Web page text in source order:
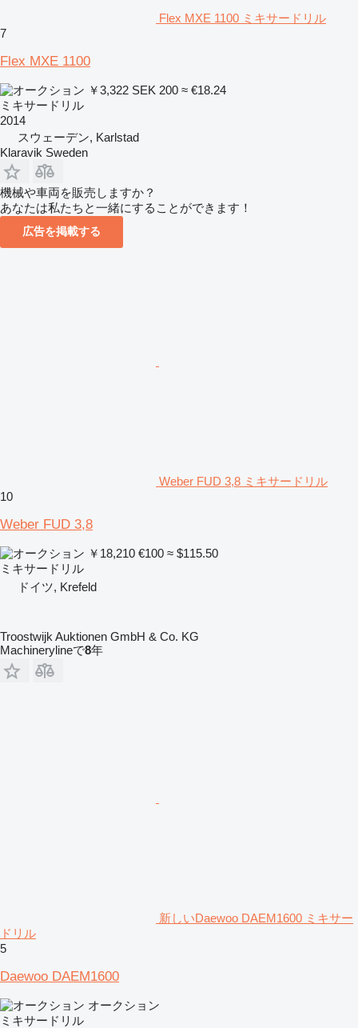
Flex MXE 1100 ミキサードリル
7
Flex MXE 1100
￥3,322 SEK 200 ≈ €18.24
ミキサードリル
2014
スウェーデン, Karlstad
Klaravik Sweden
機械や車両を販売しますか？
あなたは私たちと一緒にすることができます！
広告を掲載する
Weber FUD 3,8 ミキサードリル
10
Weber FUD 3,8
￥18,210 €100 ≈ $115.50
ミキサードリル
ドイツ, Krefeld
Troostwijk Auktionen GmbH & Co. KG
Machinerylineで8年
新しいDaewoo DAEM1600 ミキサー
ドリル
5
Daewoo DAEM1600
オークション
ミキサードリル